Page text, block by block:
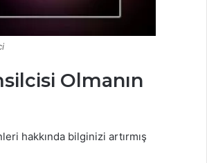
Olmanın
hakkında bilginizi artırmış